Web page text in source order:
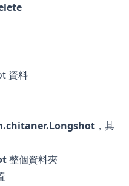
資料
，其
整個資料夾